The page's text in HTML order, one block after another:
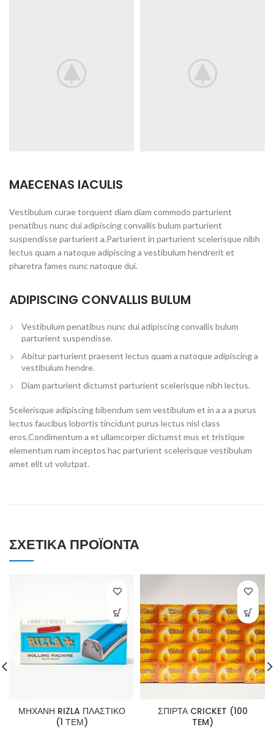
MAECENAS IACULIS
Vestibulum curae torquent diam diam commodo parturient
penatibus nunc dui adipiscing convallis bulum parturient
suspendisse parturient a.Parturient in parturient scelerisque nibh
lectus quam a natoque adipiscing a vestibulum hendrerit et
pharetra fames nunc natoque dui.
ADIPISCING CONVALLIS BULUM
Vestibulum penatibus nunc dui adipiscing convallis bulum
parturient suspendisse.
Abitur parturient praesent lectus quam a natoque adipiscing a
vestibulum hendre.
Diam parturient dictumst parturient scelerisque nibh lectus.
Scelerisque adipiscing bibendum sem vestibulum et in a a a purus
lectus faucibus lobortis tincidunt purus lectus nisl class
eros.Condimentum a et ullamcorper dictumst mus et tristique
elementum nam inceptos hac parturient scelerisque vestibulum
amet elit ut volutpat.
ΣΧΕΤΙΚΆ ΠΡΟΪΌΝΤΑ
ΜΗΧΑΝΗ RIZLA ΠΛΑΣΤΙΚΟ
(1 ΤΕΜ)
ΣΠΙΡΤΑ CRICKET (100
TEM)